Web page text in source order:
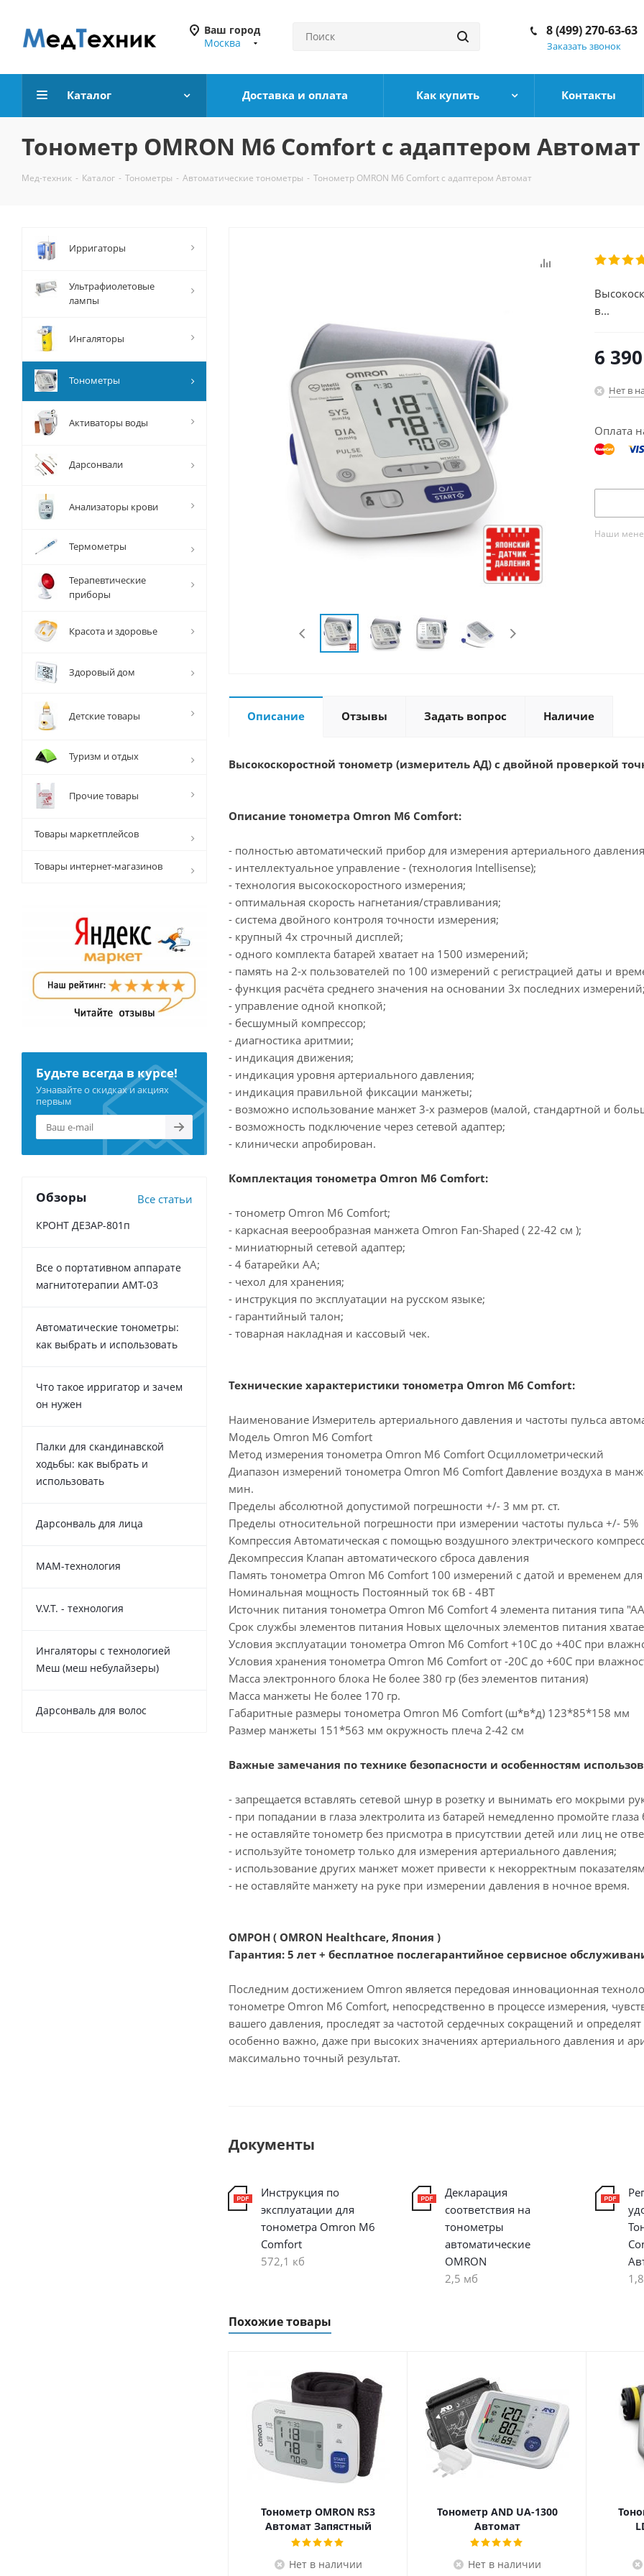
Ваш город
Москва
8 (499) 270-63-63
Заказать звонок
Каталог Доставка и оплата Как купить Контакты
Тонометр OMRON M6 Comfort с адаптером Автомат
Мед-техник - Каталог - Тонометры - Автоматические тонометры - Тонометр OMRON M6 Comfort с адаптером Автомат
в...
6 390
Нет в
Оплата
Наши
Описание Отзывы Задать вопрос Наличие
Высокоскоростной тонометр (измеритель АД) с двойной проверкой
Описание тонометра Omron M6 Comfort:
- полностью автоматический прибор для измерения артериального
- интеллектуальное управление - (технология Intellisense);
- технология высокоскоростного измерения;
- оптимальная скорость нагнетания/стравливания;
- система двойного контроля точности измерения;
- крупный 4х строчный дисплей;
- одного комплекта батарей хватает на 1500 измерений;
- память на 2-х пользователей по 100 измерений с регистрацией даты и
- функция расчёта среднего значения на основании 3х последних измерений;
- управление одной кнопкой;
- бесшумный компрессор;
- диагностика аритмии;
- индикация движения;
- индикация уровня артериального давления;
- индикация правильной фиксации манжеты;
- возможно использование манжет 3-х размеров (малой, стандартной и
- возможность подключение через сетевой адаптер;
- клинически апробирован.
Комплектация тонометра Omron M6 Comfort:
- тонометр Omron M6 Comfort;
- каркасная веерообразная манжета Omron Fan-Shaped ( 22-42 см );
- миниатюрный сетевой адаптер;
- 4 батарейки АА;
- чехол для хранения;
- инструкция по эксплуатации на русском языке;
- гарантийный талон;
- товарная накладная и кассовый чек.
Технические характеристики тонометра Omron M6 Comfort:
Наименование Измеритель артериального давления и частоты пульса
Модель Omron M6 Comfort
Метод измерения тонометра Omron M6 Comfort Осциллометрический
Диапазон измерений тонометра Omron M6 Comfort Давление воздуха в
мин.
Пределы абсолютной допустимой погрешности +/- 3 мм рт. ст.
Пределы относительной погрешности при измерении частоты пульса +/- 5%
Компрессия Автоматическая с помощью воздушного электрического
Декомпрессия Клапан автоматического сброса давления
Память тонометра Omron M6 Comfort 100 измерений с датой и временем
Номинальная мощность Постоянный ток 6В - 4ВТ
Источник питания тонометра Omron M6 Comfort 4 элемента питания типа
Срок службы элементов питания Новых щелочных элементов питания
Условия эксплуатации тонометра Omron M6 Comfort +10С до +40С при
Условия хранения тонометра Omron M6 Comfort от -20С до +60С при
Масса электронного блока Не более 380 гр (без элементов питания)
Масса манжеты Не более 170 гр.
Габаритные размеры тонометра Omron M6 Comfort (ш*в*д) 123*85*158 мм
Размер манжеты 151*563 мм окружность плеча 2-42 см
Важные замечания по технике безопасности и особенностям
- запрещается вставлять сетевой шнур в розетку и вынимать его мокрыми
- при попадании в глаза электролита из батарей немедленно промойте
- не оставляйте тонометр без присмотра в присутствии детей или лиц не
- используйте тонометр только для измерения артериального давления;
- использование других манжет может привести к некорректным
- не оставляйте манжету на руке при измерении давления в ночное время.
ОМРОН ( OMRON Healthcare, Япония )
Гарантия: 5 лет + бесплатное послегарантийное сервисное
Последним достижением Omron является передовая инновационная
тонометре Omron M6 Comfort, непосредственно в процессе измерения,
вашего давления, проследят за частотой сердечных сокращений и
особенно важно, даже при высоких значениях артериального давления и
максимально точный результат.
Документы
Инструкция по
эксплуатации для
тонометра Omron M6
Comfort
572,1 кб
Декларация
соответствия на
тонометры
автоматические
OMRON
2,5 мб
Похожие товары
Тонометр OMRON RS3
Автомат Запястный
Нет в наличии
Тонометр AND UA-1300
Автомат
Нет в наличии
Ирригаторы
Ультрафиолетовые
лампы
Ингаляторы
Тонометры
Активаторы воды
Дарсонвали
Анализаторы крови
Термометры
Терапевтические
приборы
Красота и здоровье
Здоровый дом
Детские товары
Туризм и отдых
Прочие товары
Товары маркетплейсов
Товары интернет-магазинов
Будьте всегда в курсе!
Узнавайте о скидках и акциях
первым
Обзоры Все статьи
КРОНТ ДЕЗАР-801п
Все о портативном аппарате
магнитотерапии АМТ-03
Автоматические тонометры:
как выбрать и использовать
Что такое ирригатор и зачем
он нужен
Палки для скандинавской
ходьбы: как выбрать и
использовать
Дарсонваль для лица
MAM-технология
V.V.T. - технология
Ингаляторы с технологией
Меш (меш небулайзеры)
Дарсонваль для волос